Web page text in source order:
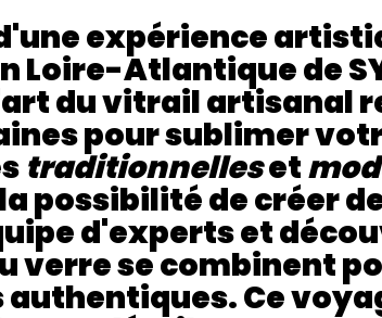
expérience
Atlantique de
du vitrail artisanal
pour sublimer
traditionnelleset
possibilité de créer
d'experts et
verre se combinent
Ce